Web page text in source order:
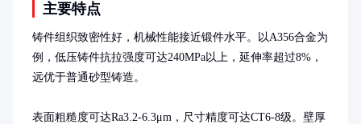
主要特点
铸件组织致密性好，机械性能接近锻件水平。以A356合金为
例，低压铸件抗拉强度可达240MPa以上，延伸率超过8%，
远优于普通砂型铸造。
表面粗糙度可达Ra3.2-6.3μm，尺寸精度可达CT6-8级。壁厚